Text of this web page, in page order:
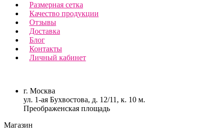
Размерная сетка
Качество продукции
Отзывы
Доставка
Блог
Контакты
Личный кабинет
г. Москва
ул. 1-ая Бухвостова, д. 12/11, к. 10 м.
Преображенская площадь
Магазин